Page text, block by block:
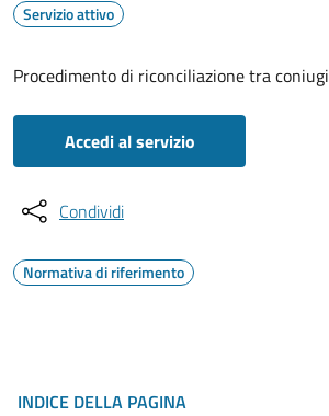
Servizio attivo
Procedimento di riconciliazione tra coniugi
Accedi al servizio
Condividi
Normativa di riferimento
INDICE DELLA PAGINA